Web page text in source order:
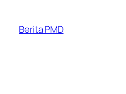
content
Berita PMD